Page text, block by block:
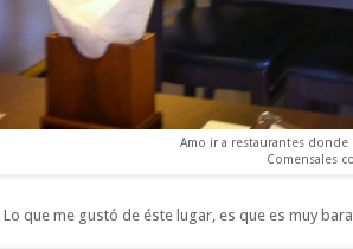
Amo ir a restaurantes
Comensales
Lo que me gustó de éste lugar, es que es muy